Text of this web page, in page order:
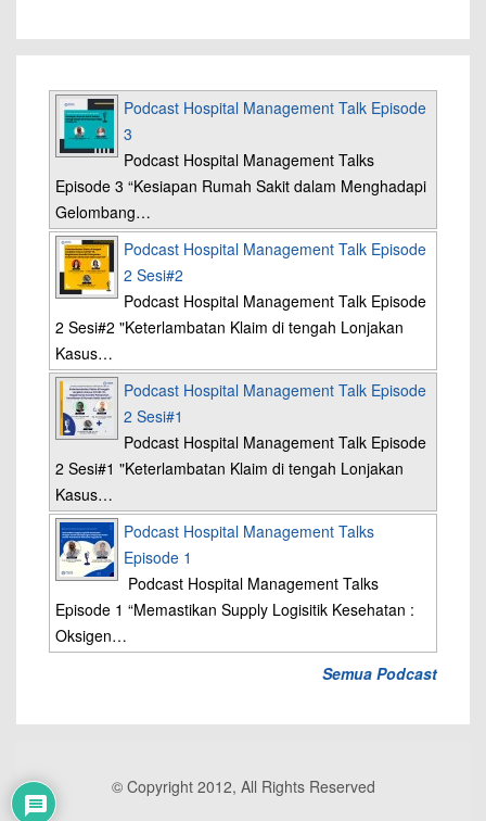
Podcast Hospital Management Talk Episode
3
Podcast Hospital Management Talks
Episode 3 “Kesiapan Rumah Sakit dalam Menghadapi
Gelombang…
Podcast Hospital Management Talk Episode
2 Sesi#2
Podcast Hospital Management Talk Episode
2 Sesi#2 "Keterlambatan Klaim di tengah Lonjakan
Kasus…
Podcast Hospital Management Talk Episode
2 Sesi#1
Podcast Hospital Management Talk Episode
2 Sesi#1 "Keterlambatan Klaim di tengah Lonjakan
Kasus…
Podcast Hospital Management Talks
Episode 1
Podcast Hospital Management Talks
Episode 1 “Memastikan Supply Logisitik Kesehatan :
Oksigen…
Semua Podcast
© Copyright 2012, All Rights Reserved